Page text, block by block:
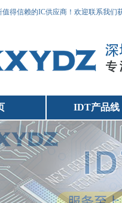
得信赖的IC供应商！欢迎联系我们
IDT产品线